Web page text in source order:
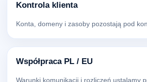
Kontrola klienta
Konta, domeny i zasoby pozostają pod
Współpraca PL / EU
Warunki komunikacji i rozliczeń ustalamy